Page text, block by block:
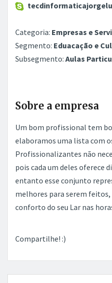
Categoria: Empresas e
Segmento: Eduacação e
Subsegmento: Aulas
Sobre a empresa
Um bom profissional tem
elaboramos uma lista com
Profissionalizantes não
pois cada um deles oferece
entanto esse conjunto
melhores para serem feitos,
conforto do seu Lar nas
Compartilhe! :)